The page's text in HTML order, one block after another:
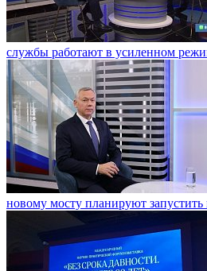
службы работают в усиленном
новому мосту планируют запустить